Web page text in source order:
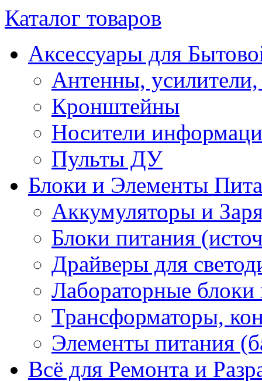
Каталог товаров
Аксессуары для
Антенны, усилители,
Кронштейны
Носители
Пульты ДУ
Блоки и Элементы
Аккумуляторы и
Блоки питания
Драйверы для
Лабораторные блоки
Трансформаторы,
Элементы питания
Всё для Ремонта и